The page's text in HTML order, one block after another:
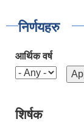
निर्णयहरु
आर्थिक वर्ष
शिर्षक